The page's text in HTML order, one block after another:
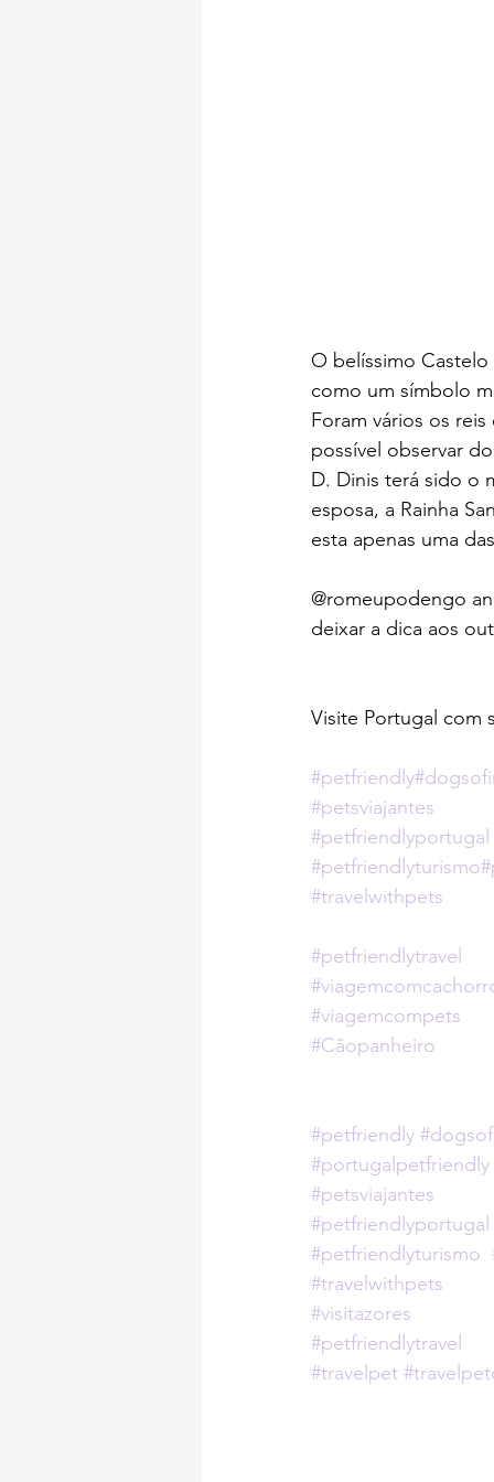
O belíssimo
como um símbolo
Foram vários os
possível observar
D. Dinis terá sido o
esposa, a Rainha
esta apenas uma
@romeupodengo
deixar a dica aos
Visite Portugal com
#petfriendly
#petsviajantes
#petfriendlyportugal
#petfriendlyturismo
#travelwithpets
#petfriendlytravel
#viagemcompets
#Cãopanheiro
#petfriendly
#portugalpetfriendly
#petsviajantes
#petfriendlyportugal
#petfriendlyturismo
#travelwithpets
#visitazores
#petfriendlytravel
#travelpet